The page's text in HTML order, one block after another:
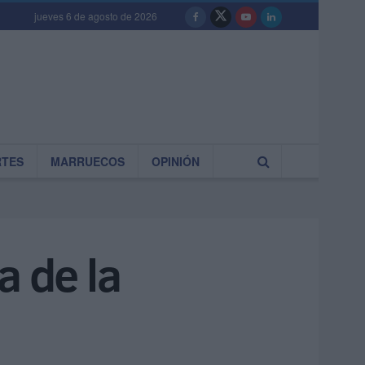
jueves 6 de agosto de 2026
MARRUECOS OPINIÓN
de la